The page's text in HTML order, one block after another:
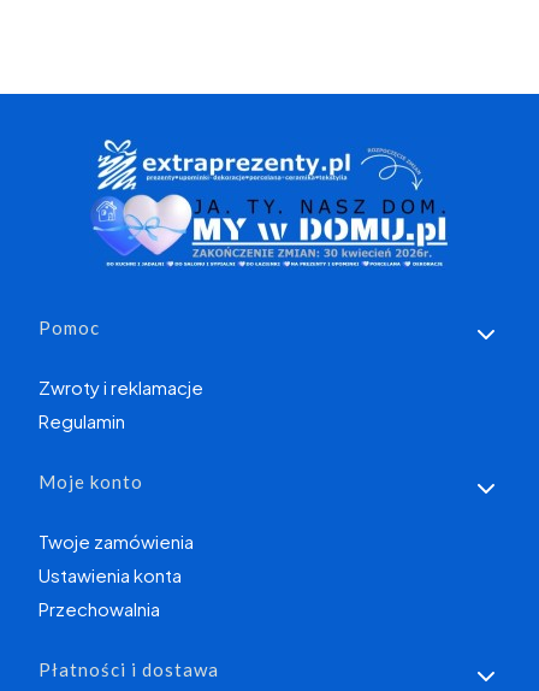
Linki w stopce
Pomoc
Zwroty i reklamacje
Regulamin
Moje konto
Twoje zamówienia
Ustawienia konta
Przechowalnia
Płatności i dostawa